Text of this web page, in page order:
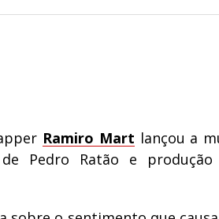
Ramiro Mart lançou a
Pedro Ratão e